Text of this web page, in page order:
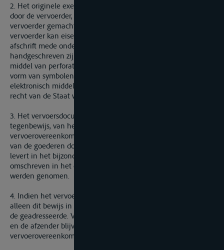
2. Het originele exemplaar van het vervoersdocument moet
door de vervoerder, de schipper of door een door de
vervoerder gemachtigde persoon worden ondertekend. De
vervoerder kan eisen dat de afzender het origineel of een
afschrift mede ondertekent. De ondertekening mag
handgeschreven zijn, gedrukt in facsimile, aangebracht door
middel van perforatie of stempel, worden weergegeven in de
vorm van symbolen of door elk ander mechanisch of
elektronisch middel, mits het procédé niet in strijd is met het
recht van de Staat waar het vervoersdocument is uitgegeven.
3. Het vervoersdocument levert bewijs, behoudens
tegenbewijs, van het sluiten en de inhoud van de
vervoerovereenkomst alsmede van de inontvangstneming
van de goederen door de vervoerder. Het vervoersdocument
levert in het bijzonder het vermoeden op dat de goederen als
omschreven in het document ten vervoer in ontvangst
werden genomen.
4. Indien het vervoersdocument een cognossement is, levert
alleen dit bewijs in de betrekkingen tussen de vervoerder en
de geadresseerde. Voor de betrekkingen tussen de vervoerder
en de afzender blijven de voorwaarden van de
vervoerovereenkomst doorslaggevend.